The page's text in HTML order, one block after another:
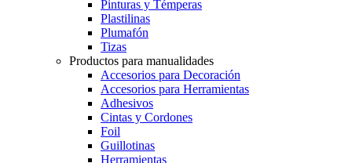
Pinturas y Témperas
Plastilinas
Plumafón
Tizas
Productos para manualidades
Accesorios para Decoración
Accesorios para Herramientas
Adhesivos
Cintas y Cordones
Foil
Guillotinas
Herramientas